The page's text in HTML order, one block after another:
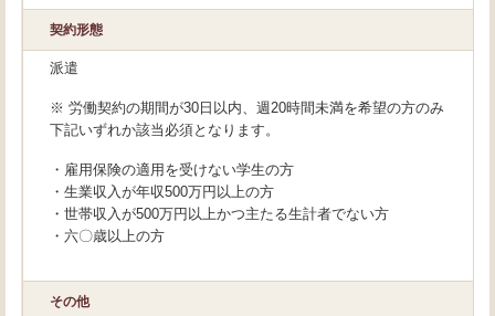
契約形態
派遣
※ 労働契約の期間が30日以内、週20時間未満を希望の方のみ
下記いずれか該当必須となります。
・雇用保険の適用を受けない学生の方
・生業収入が年収500万円以上の方
・世帯収入が500万円以上かつ主たる生計者でない方
・六〇歳以上の方
その他